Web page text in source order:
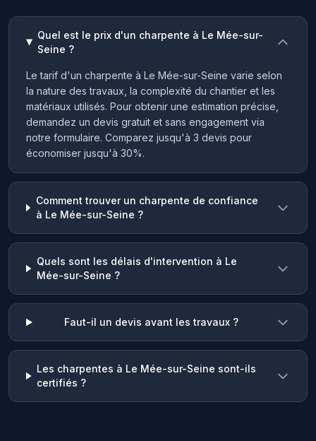
Quel est le prix d'un charpente à Le Mée-sur-
Seine ?
Le tarif d'un charpente à Le Mée-sur-Seine varie selon
la nature des travaux, la complexité du chantier et les
matériaux utilisés. Pour obtenir une estimation précise,
demandez un devis gratuit et sans engagement via
notre formulaire. Comparez jusqu'à 3 devis pour
économiser jusqu'à 30%.
Comment trouver un charpente de confiance
à Le Mée-sur-Seine ?
Quels sont les délais d'intervention à Le
Mée-sur-Seine ?
Faut-il un devis avant les travaux ?
Les charpentes à Le Mée-sur-Seine sont-ils
certifiés ?